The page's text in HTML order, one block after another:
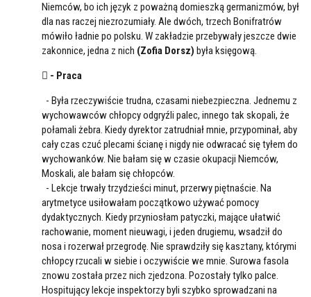
Niemców, bo ich język z poważną domieszką germanizmów, był
dla nas raczej niezrozumiały. Ale dwóch, trzech Bonifratrów
mówiło ładnie po polsku. W zakładzie przebywały jeszcze dwie
zakonnice, jedna z nich (Zofia Dorsz) była księgową.
 - Praca
- Była rzeczywiście trudna, czasami niebezpieczna. Jednemu z
wychowawców chłopcy odgryźli palec, innego tak skopali, że
połamali żebra. Kiedy dyrektor zatrudniał mnie, przypominał, aby
cały czas czuć plecami ścianę i nigdy nie odwracać się tyłem do
wychowanków. Nie bałam się w czasie okupacji Niemców,
Moskali, ale bałam się chłopców.
- Lekcje trwały trzydzieści minut, przerwy piętnaście. Na
arytmetyce usiłowałam początkowo używać pomocy
dydaktycznych. Kiedy przyniosłam patyczki, mające ułatwić
rachowanie, moment nieuwagi, i jeden drugiemu, wsadził do
nosa i rozerwał przegrodę. Nie sprawdziły się kasztany, którymi
chłopcy rzucali w siebie i oczywiście we mnie. Surowa fasola
znowu została przez nich zjedzona. Pozostały tylko palce.
Hospitujący lekcje inspektorzy byli szybko sprowadzani na